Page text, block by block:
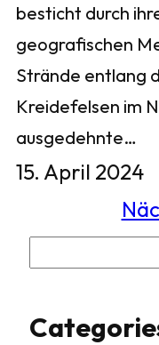
besticht durch
geografischen
Strände entlang
Kreidefelsen im
ausgedehnte…
15. April 2024
c